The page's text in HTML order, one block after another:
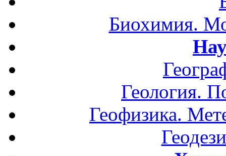
Биохимия.
Геология.
Геофизика.